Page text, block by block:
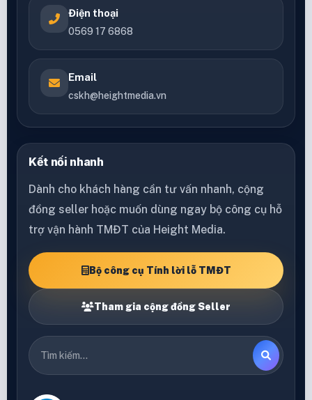
Điện thoại
0569 17 6868
Email
cskh@heightmedia.vn
Kết nối nhanh
Dành cho khách hàng cần tư vấn nhanh, cộng
đồng seller hoặc muốn dùng ngay bộ công cụ hỗ
trợ vận hành TMĐT của Height Media.
Bộ công cụ Tính lời lỗ TMĐT
Tham gia cộng đồng Seller